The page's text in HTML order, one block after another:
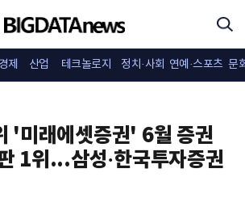
경제 산업 테크놀로지 정치·사회 연예·스포츠 문
'미래에셋증권' 6월 증권
1위...삼성·한국투자증권